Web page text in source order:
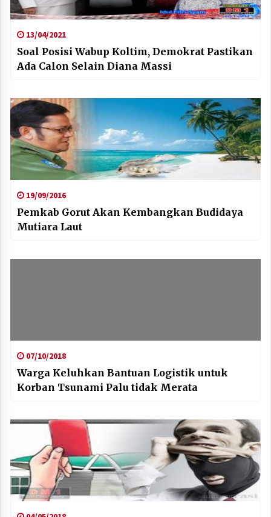
13/04/2021
Soal Posisi Wabup Koltim, Demokrat Pastikan
Ada Calon Selain Diana Massi
19/09/2016
Pemkab Gorut Akan Kembangkan Budidaya
Mutiara Laut
07/10/2018
Warga Keluhkan Bantuan Logistik untuk
Korban Tsunami Palu tidak Merata